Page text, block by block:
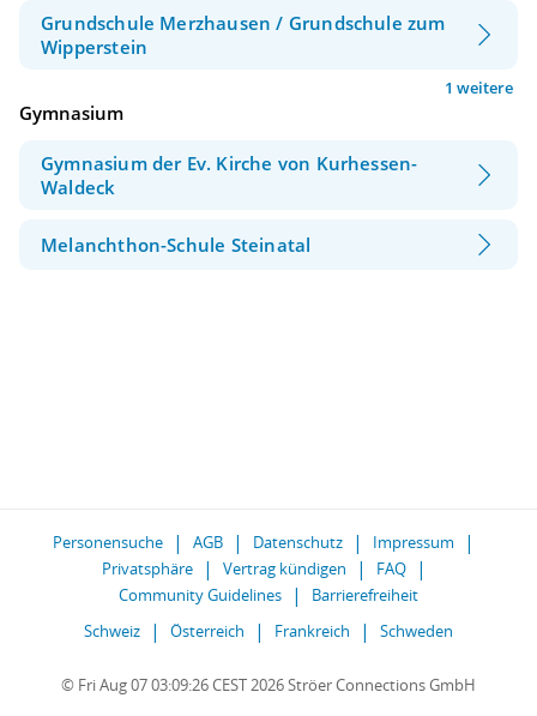
Grundschule Merzhausen / Grundschule zum
Wipperstein
1 weitere
Gymnasium
Gymnasium der Ev. Kirche von Kurhessen-
Waldeck
Melanchthon-Schule Steinatal
Personensuche AGB Datenschutz
Impressum
Privatsphäre
Vertrag kündigen
FAQ
Community Guidelines
Barrierefreiheit
Schweiz
Österreich Frankreich Schweden
© Fri Aug 07 03:09:26 CEST 2026 Ströer Connections GmbH